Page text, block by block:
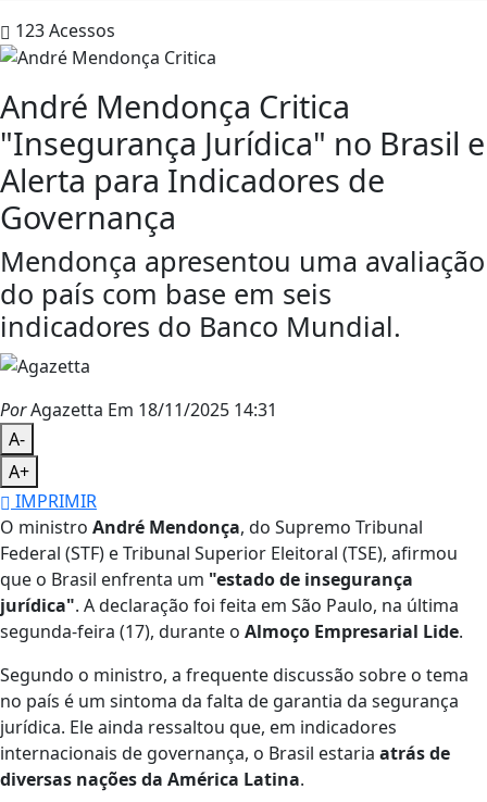
123Acessos
André Mendonça Critica
"Insegurança Jurídica" no Brasil e
Alerta para Indicadores de
Governança
Mendonça apresentou uma avaliação
do país com base em seis
indicadores do Banco Mundial.
PorAgazetta Em 18/11/2025 14:31
A-
A+
IMPRIMIR
O ministro André Mendonça, do Supremo Tribunal
Federal (STF) e Tribunal Superior Eleitoral (TSE), afirmou
que o Brasil enfrenta um "estado de insegurança
jurídica". A declaração foi feita em São Paulo, na última
segunda-feira (17), durante o Almoço Empresarial Lide.
Segundo o ministro, a frequente discussão sobre o tema
no país é um sintoma da falta de garantia da segurança
jurídica. Ele ainda ressaltou que, em indicadores
internacionais de governança, o Brasil estaria atrás de
diversas nações da América Latina.